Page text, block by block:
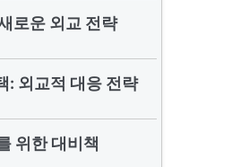
로운 외교 전략
: 외교적 대응 전략
위한 대비책